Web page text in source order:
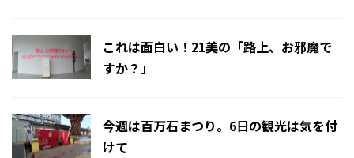
これは面白い！21美の「路上、お邪魔で
すか？」
今週は百万石まつり。6日の観光は気を付
けて